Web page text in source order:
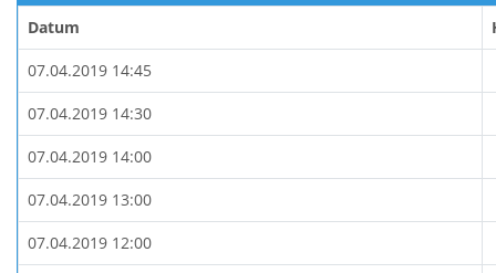
Datum
07.04.2019 14:45
07.04.2019 14:30
07.04.2019 14:00
07.04.2019 13:00
07.04.2019 12:00